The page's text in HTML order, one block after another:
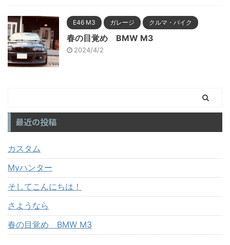
E46 M3 ガレージ クルマ・バイク
春の目覚め BMW M3
2024/4/2
最近の投稿
カスタム
Myハンター
そしてこんにちは！
さようなら
春の目覚め BMW M3